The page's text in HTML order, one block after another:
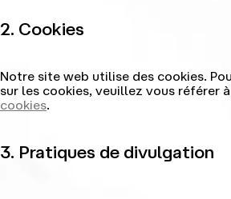
2. Cookies
Notre site web utilise des cookies.
sur les cookies, veuillez vous référer
cookies.
3. Pratiques de divulgation